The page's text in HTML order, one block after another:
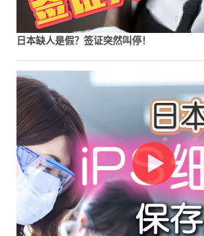
日本缺人是假？签证突然叫停！